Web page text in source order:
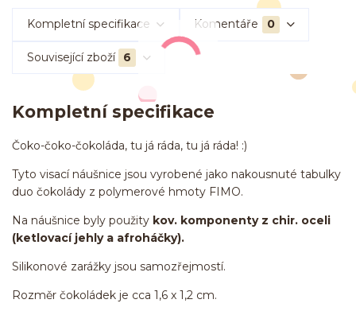
Kompletní specifikace Komentáře 0
Související zboží 6
Kompletní specifikace
Čoko-čoko-čokoláda, tu já ráda, tu já ráda! :)
Tyto visací náušnice jsou vyrobené jako nakousnuté tabulky
duo čokolády z polymerové hmoty FIMO.
Na náušnice byly použity kov. komponenty z chir. oceli
(ketlovací jehly a afroháčky).
Silikonové zarážky jsou samozřejmostí.
Rozměr čokoládek je cca 1,6 x 1,2 cm.